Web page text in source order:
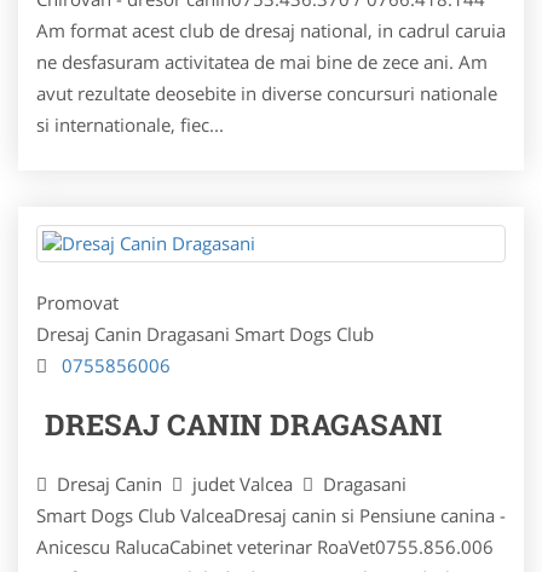
Am format acest club de dresaj national, in cadrul caruia
ne desfasuram activitatea de mai bine de zece ani. Am
avut rezultate deosebite in diverse concursuri nationale
si internationale, fiec...
Promovat
Dresaj Canin Dragasani Smart Dogs Club
0755856006
DRESAJ CANIN DRAGASANI
Dresaj Canin judet Valcea
Dragasani
Smart Dogs Club ValceaDresaj canin si Pensiune canina -
Anicescu RalucaCabinet veterinar RoaVet0755.856.006